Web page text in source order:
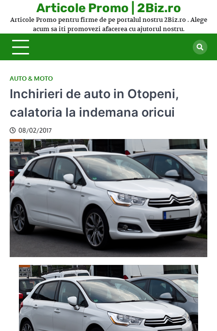
Articole Promo | 2Biz.ro
Articole Promo pentru firme de pe portalul nostru 2Biz.ro . Alege
acum sa iti promovezi afacerea cu ajutorul nostru.
AUTO & MOTO
Inchirieri de auto in Otopeni,
calatoria la indemana oricui
08/02/2017